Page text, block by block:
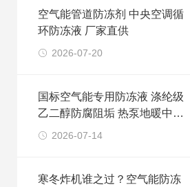
空气能管道防冻剂 中央空调循
环防冻液 厂家直供
2026-07-20
国标空气能专用防冻液 涤纶级
乙二醇防腐阻垢 热泵地暖中央
空调循环冷却液
2026-07-14
寒冬炸机谁之过？空气能防冻